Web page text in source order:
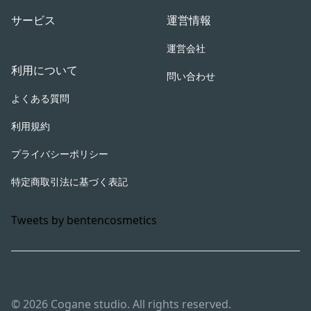
サービス
利用について
よくある質問
利用規約
プライバシーポリシー
特定商取引法に基づく表記
運営情報
運営会社
問い合わせ
Tweets by bentencosmetics
© 2026 Cogane studio. All rights reserved.